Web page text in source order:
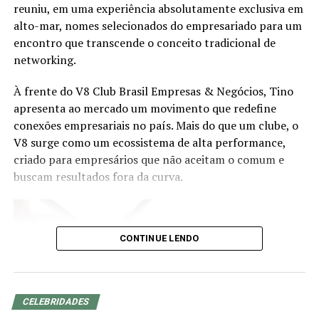
abordará como o desenvolvimento de novas
competências pode preparar os profissionais para atuar
em segmentos estratégicos da economia brasileira e
acompanhar a evolução das demandas dos investidores.
Eduardo Vanin, Estrategista Sênior de Agricultura da
Marex e Analista do Complexo Soja, abordará o cenário
atual do agronegócio, as oportunidades que o setor abre
para assessores de investimento, os movimentos de
mercado que impactam investidores e como os
profissionais podem ampliar as conversas com seus
agrícolas e derivativos, Vanin atende atualmente
grandes fundos de investimento no Brasil e na China,
agronegócio.
reuniu, em uma experiência absolutamente exclusiva em
alto-mar, nomes selecionados do empresariado para um
encontro que transcende o conceito tradicional de
networking.
À frente do V8 Club Brasil Empresas & Negócios, Tino
apresenta ao mercado um movimento que redefine
conexões empresariais no país. Mais do que um clube, o
V8 surge como um ecossistema de alta performance,
criado para empresários que não aceitam o comum e
buscam resultados fora da curva.
CONTINUE LENDO
CELEBRIDADES